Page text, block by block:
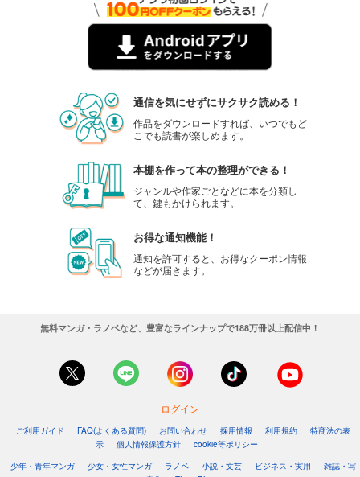
通信を気にせずにサクサク読める！
作品をダウンロードすれば、いつでもど
こでも読書が楽しめます。
本棚を作って本の整理ができる！
ジャンルや作家ごとなどに本を分類し
て、鍵もかけられます。
お得な通知機能！
通知を許可すると、お得なクーポン情報
などが届きます。
無料マンガ・ラノベなど、豊富なラインナップで188万冊以上配信中！
ログイン
ご利用ガイド FAQ(よくある質問) お問い合わせ 採用情報 利用規約
特商法の表
示
個人情報保護方針
cookie等ポリシー
少年・青年マンガ
少女・女性マンガ ラノベ 小説・文芸 ビジネス・実用
雑誌・写